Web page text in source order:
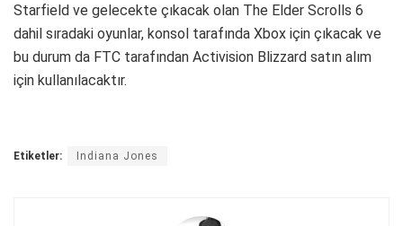
Starfield ve gelecekte çıkacak olan The Elder Scrolls 6
dahil sıradaki oyunlar, konsol tarafında Xbox için çıkacak ve
bu durum da FTC tarafından Activision Blizzard satın alım
için kullanılacaktır.
Etiketler: Indiana Jones